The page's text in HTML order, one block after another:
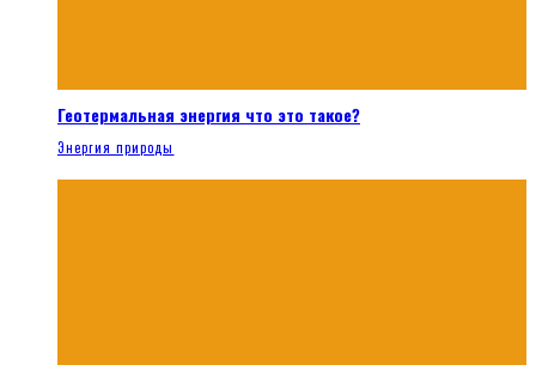
Геотермальная энергия что это такое?
Энергия природы